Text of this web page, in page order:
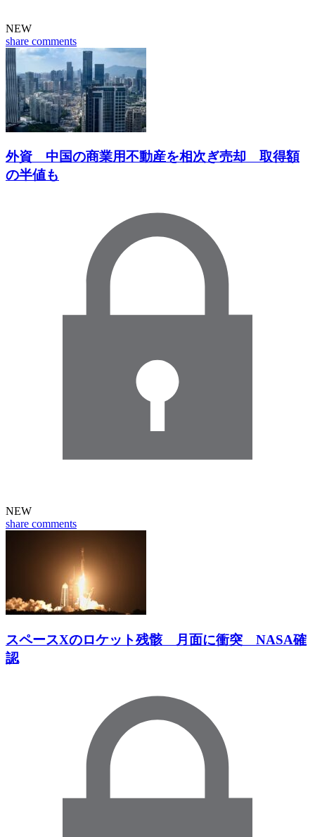
NEW
share comments
外資 中国の商業用不動産を相次ぎ売却 取得額
の半値も
NEW
share comments
スペースXのロケット残骸 月面に衝突 NASA確
認